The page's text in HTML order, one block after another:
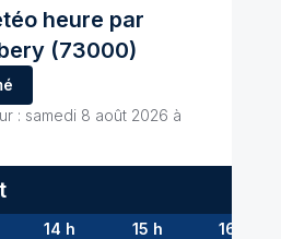
heure par
(73000)
: samedi 8 août 2026 à
14 h 15 h 16 h